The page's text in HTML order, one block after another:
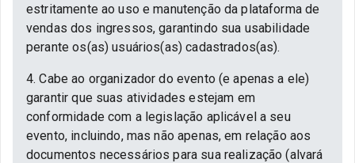
estritamente ao uso e manutenção da plataforma de
vendas dos ingressos, garantindo sua usabilidade
perante os(as) usuários(as) cadastrados(as).
4. Cabe ao organizador do evento (e apenas a ele)
garantir que suas atividades estejam em
conformidade com a legislação aplicável a seu
evento, incluindo, mas não apenas, em relação aos
documentos necessários para sua realização (alvará